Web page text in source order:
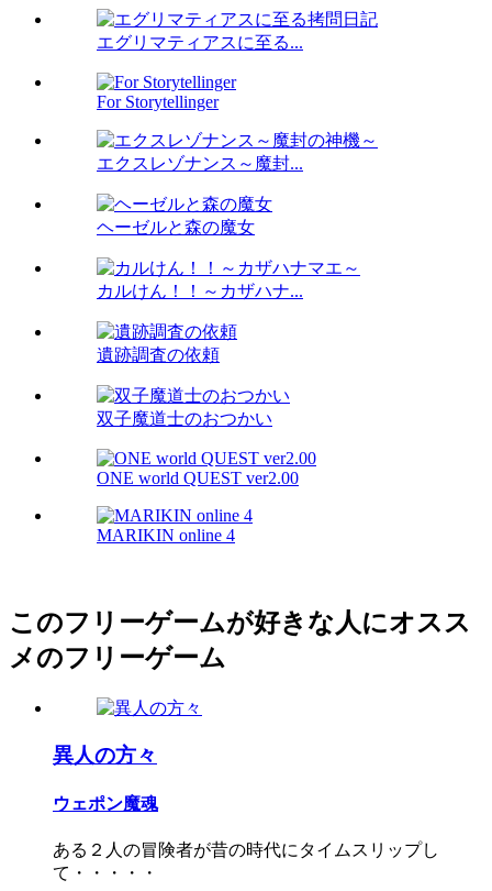
エグリマティアスに至る...
For Storytellinger
エクスレゾナンス～魔封...
ヘーゼルと森の魔女
カルけん！！～カザハナ...
遺跡調査の依頼
双子魔道士のおつかい
ONE world QUEST ver2.00
MARIKIN online 4
このフリーゲームが好きな人にオスス
メのフリーゲーム
異人の方々
ウェポン魔魂
ある２人の冒険者が昔の時代にタイムスリップし
て・・・・・